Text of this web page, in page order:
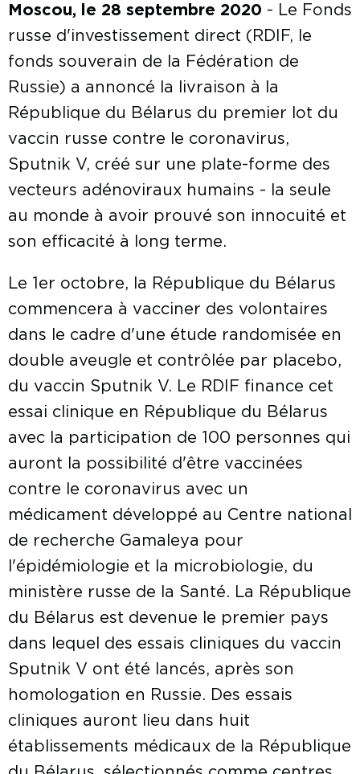
Moscou, le 28 septembre 2020 - Le Fonds
russe d'investissement direct (RDIF, le
fonds souverain de la Fédération de
Russie) a annoncé la livraison à la
République du Bélarus du premier lot du
vaccin russe contre le coronavirus,
Sputnik V, créé sur une plate-forme des
vecteurs adénoviraux humains - la seule
au monde à avoir prouvé son innocuité et
son efficacité à long terme.
Le 1er octobre, la République du Bélarus
commencera à vacciner des volontaires
dans le cadre d'une étude randomisée en
double aveugle et contrôlée par placebo,
du vaccin Sputnik V. Le RDIF finance cet
essai clinique en République du Bélarus
avec la participation de 100 personnes qui
auront la possibilité d'être vaccinées
contre le coronavirus avec un
médicament développé au Centre national
de recherche Gamaleya pour
l'épidémiologie et la microbiologie, du
ministère russe de la Santé. La République
du Bélarus est devenue le premier pays
dans lequel des essais cliniques du vaccin
Sputnik V ont été lancés, après son
homologation en Russie. Des essais
cliniques auront lieu dans huit
établissements médicaux de la République